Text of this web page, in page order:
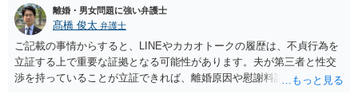
離婚・男女問題に強い弁護士
髙橋 俊太 弁護士
ご記載の事情からすると、LINEやカカオトークの履歴は、不貞行為を
立証する上で重要な証拠となる可能性があります。夫が第三者と性交
渉を持っていることが立証できれば、離婚原因や慰謝料請求を検討す